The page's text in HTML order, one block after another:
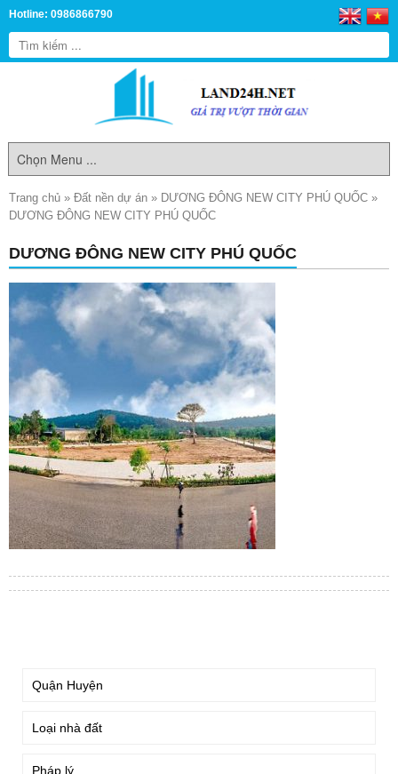
Hotline: 0986866790
Trang chủ » Đất nền dự án » DƯƠNG ĐÔNG NEW CITY PHÚ QUỐC »
DƯƠNG ĐÔNG NEW CITY PHÚ QUỐC
DƯƠNG ĐÔNG NEW CITY PHÚ QUỐC